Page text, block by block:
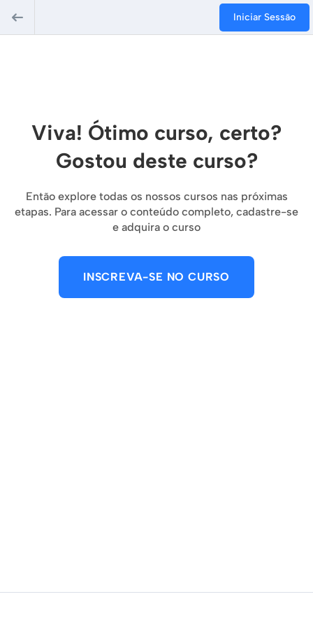
Iniciar Sessão
Viva! Ótimo curso, certo?
Gostou deste curso?
Então explore todas os nossos cursos nas próximas
etapas. Para acessar o conteúdo completo, cadastre-se
e adquira o curso
INSCREVA-SE NO CURSO